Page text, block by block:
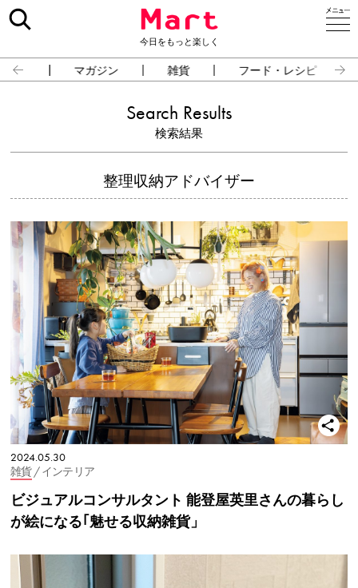
今日をもっと楽しく
占い マガジン 雑貨 フード・レシピ
Search Results
検索結果
整理収納アドバイザー
2024.05.30
雑貨/ インテリア
ビジュアルコンサルタント 能登屋英里さんの暮らし
が絵になる｢魅せる収納雑貨」